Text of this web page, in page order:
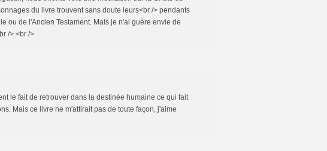
du livre trouvent sans doute leurs<br /> pendants
ou de l'Ancien Testament. Mais je n'ai guère envie de
/> <br />
le fait de retrouver dans la destinée humaine ce qui fait
Mais ce livre ne m'attirait pas de toute façon, j'aime